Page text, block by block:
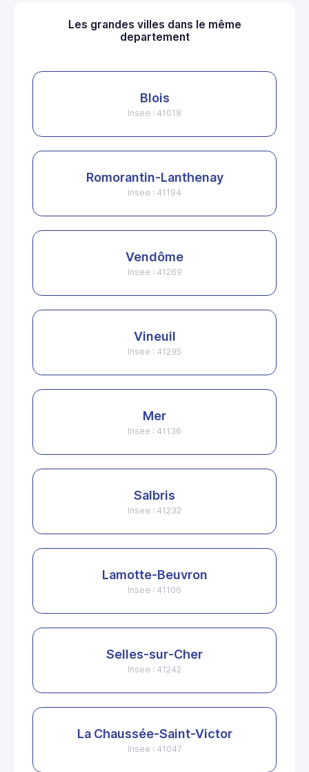
Les grandes villes dans le même
departement
Blois
Insee : 41018
Romorantin-Lanthenay
Insee : 41194
Vendôme
Insee : 41269
Vineuil
Insee : 41295
Mer
Insee : 41136
Salbris
Insee : 41232
Lamotte-Beuvron
Insee : 41106
Selles-sur-Cher
Insee : 41242
La Chaussée-Saint-Victor
Insee : 41047